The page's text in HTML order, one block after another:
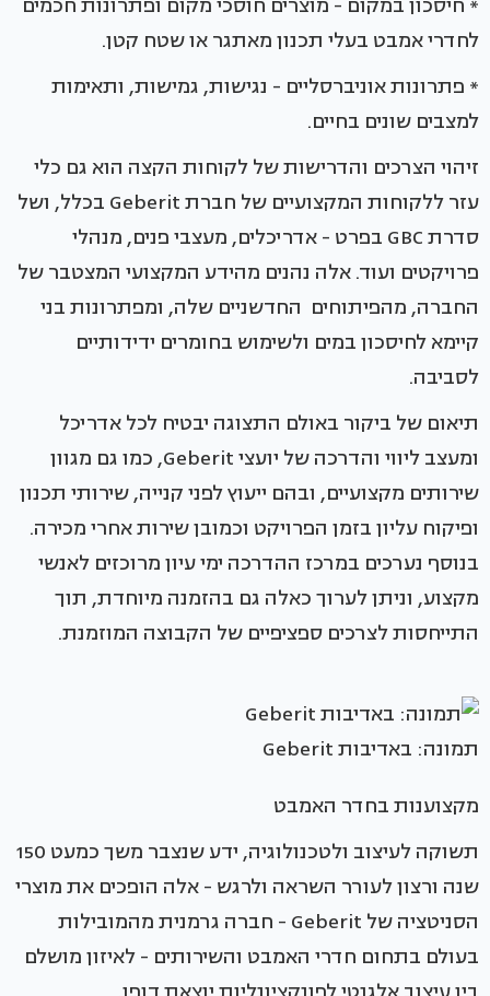
לחדרי אמבט בעלי תכנון מאתגר או שטח קטן.
* פתרונות אוניברסליים - נגישות, גמישות, ותאימות
למצבים שונים בחיים.
זיהוי הצרכים והדרישות של לקוחות הקצה הוא גם כלי
עזר ללקוחות המקצועיים של חברת Geberit בכלל, ושל
סדרת GBC בפרט - אדריכלים, מעצבי פנים, מנהלי
פרויקטים ועוד. אלה נהנים מהידע המקצועי המצטבר של
החברה, מהפיתוחים החדשניים שלה, ומפתרונות בני
קיימא לחיסכון במים ולשימוש בחומרים ידידותיים
לסביבה.
תיאום של ביקור באולם התצוגה יבטיח לכל אדריכל
ומעצב ליווי והדרכה של יועצי Geberit, כמו גם מגוון
שירותים מקצועיים, ובהם ייעוץ לפני קנייה, שירותי תכנון
ופיקוח עליון בזמן הפרויקט וכמובן שירות אחרי מכירה.
בנוסף נערכים במרכז ההדרכה ימי עיון מרוכזים לאנשי
מקצוע, וניתן לערוך כאלה גם בהזמנה מיוחדת, תוך
התייחסות לצרכים ספציפיים של הקבוצה המוזמנת.
תמונה: באדיבות Geberit
מקצוענות בחדר האמבט
תשוקה לעיצוב ולטכנולוגיה, ידע שנצבר משך כמעט 150
שנה ורצון לעורר השראה ולרגש - אלה הופכים את מוצרי
הסניטציה של Geberit - חברה גרמנית מהמובילות
בעולם בתחום חדרי האמבט והשירותים - לאיזון מושלם